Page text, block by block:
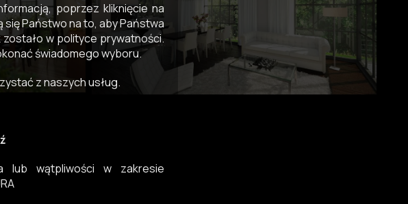
poprzez kliknięcie na
się Państwo na to, aby Państwa
w polityce prywatności.
świadomego wyboru.
z naszych usług.
lub wątpliwości w zakresie